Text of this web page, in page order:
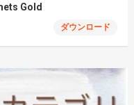
Gold
ダウンロード